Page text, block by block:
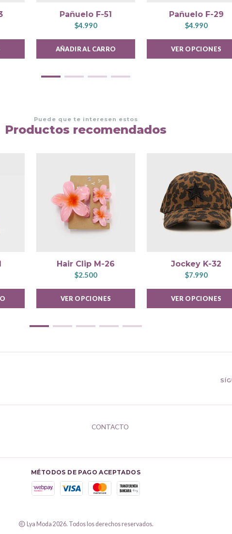
Pañuelo F-51
$4.990
AÑADIR AL CARRO
Pañuelo F-29
$4.990
VER OPCIONES
Puede que te interesen estos
Productos recomendados
Hair Clip M-26
$2.500
VER OPCIONES
Jockey K-32
$7.990
VER OPCIONES
CONTACTO
MÉTODOS DE PAGO ACEPTADOS
Lya Moda 2026. Todos los derechos reservados.